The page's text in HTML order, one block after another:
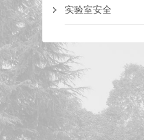
实验室安全